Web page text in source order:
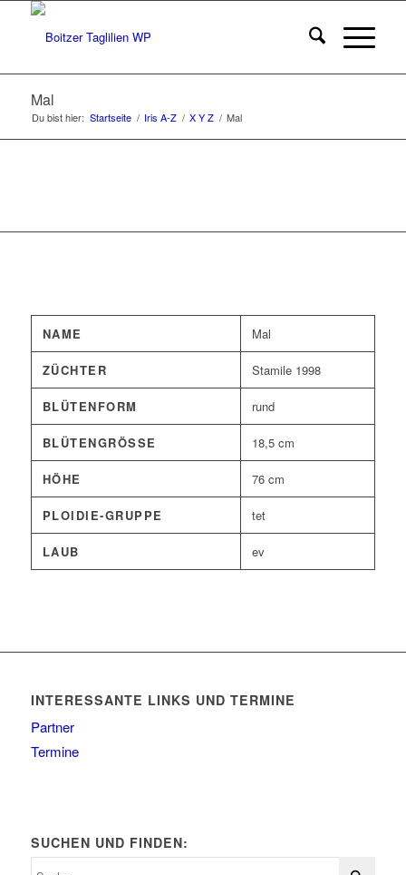
Mal
Du bist hier: Startseite / Iris A-Z / X Y Z / Mal
NAME Mal
ZÜCHTER Stamile 1998
BLÜTENFORM rund
BLÜTENGRÖSSE 18,5 cm
HÖHE 76 cm
PLOIDIE-GRUPPE tet
LAUB ev
INTERESSANTE LINKS UND TERMINE
Partner
Termine
SUCHEN UND FINDEN: